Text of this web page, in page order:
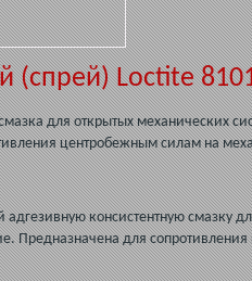
(спрей) Loctite
для открытых механических
центробежным силам на
адгезивную консистентную смазку
Предназначена для